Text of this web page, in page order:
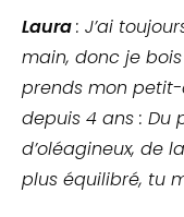
Laura: J’ai
main, donc je
prends mon
depuis 4 ans : Du
d’oléagineux, de
plus équilibré, tu